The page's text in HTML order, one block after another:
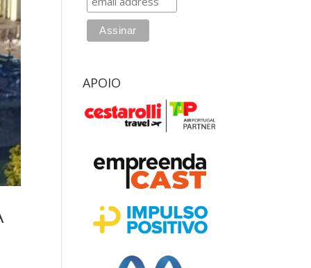
APOIO